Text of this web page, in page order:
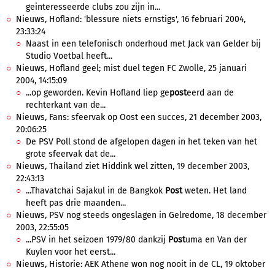
geinteresseerde clubs zou zijn in...
Nieuws, Hofland: 'blessure niets ernstigs', 16 februari 2004,
23:33:24
Naast in een telefonisch onderhoud met Jack van Gelder bij
Studio Voetbal heeft...
Nieuws, Hofland geel; mist duel tegen FC Zwolle, 25 januari
2004, 14:15:09
...op geworden. Kevin Hofland liep geposteerd aan de
rechterkant van de...
Nieuws, Fans: sfeervak op Oost een succes, 21 december 2003,
20:06:25
De PSV Poll stond de afgelopen dagen in het teken van het
grote sfeervak dat de...
Nieuws, Thailand ziet Hiddink wel zitten, 19 december 2003,
22:43:13
...Thavatchai Sajakul in de Bangkok Postweten. Het land
heeft pas drie maanden...
Nieuws, PSV nog steeds ongeslagen in Gelredome, 18 december
2003, 22:55:05
...PSV in het seizoen 1979/80 dankzij Postuma en Van der
Kuylen voor het eerst...
Nieuws, Historie: AEK Athene won nog nooit in de CL, 19 oktober